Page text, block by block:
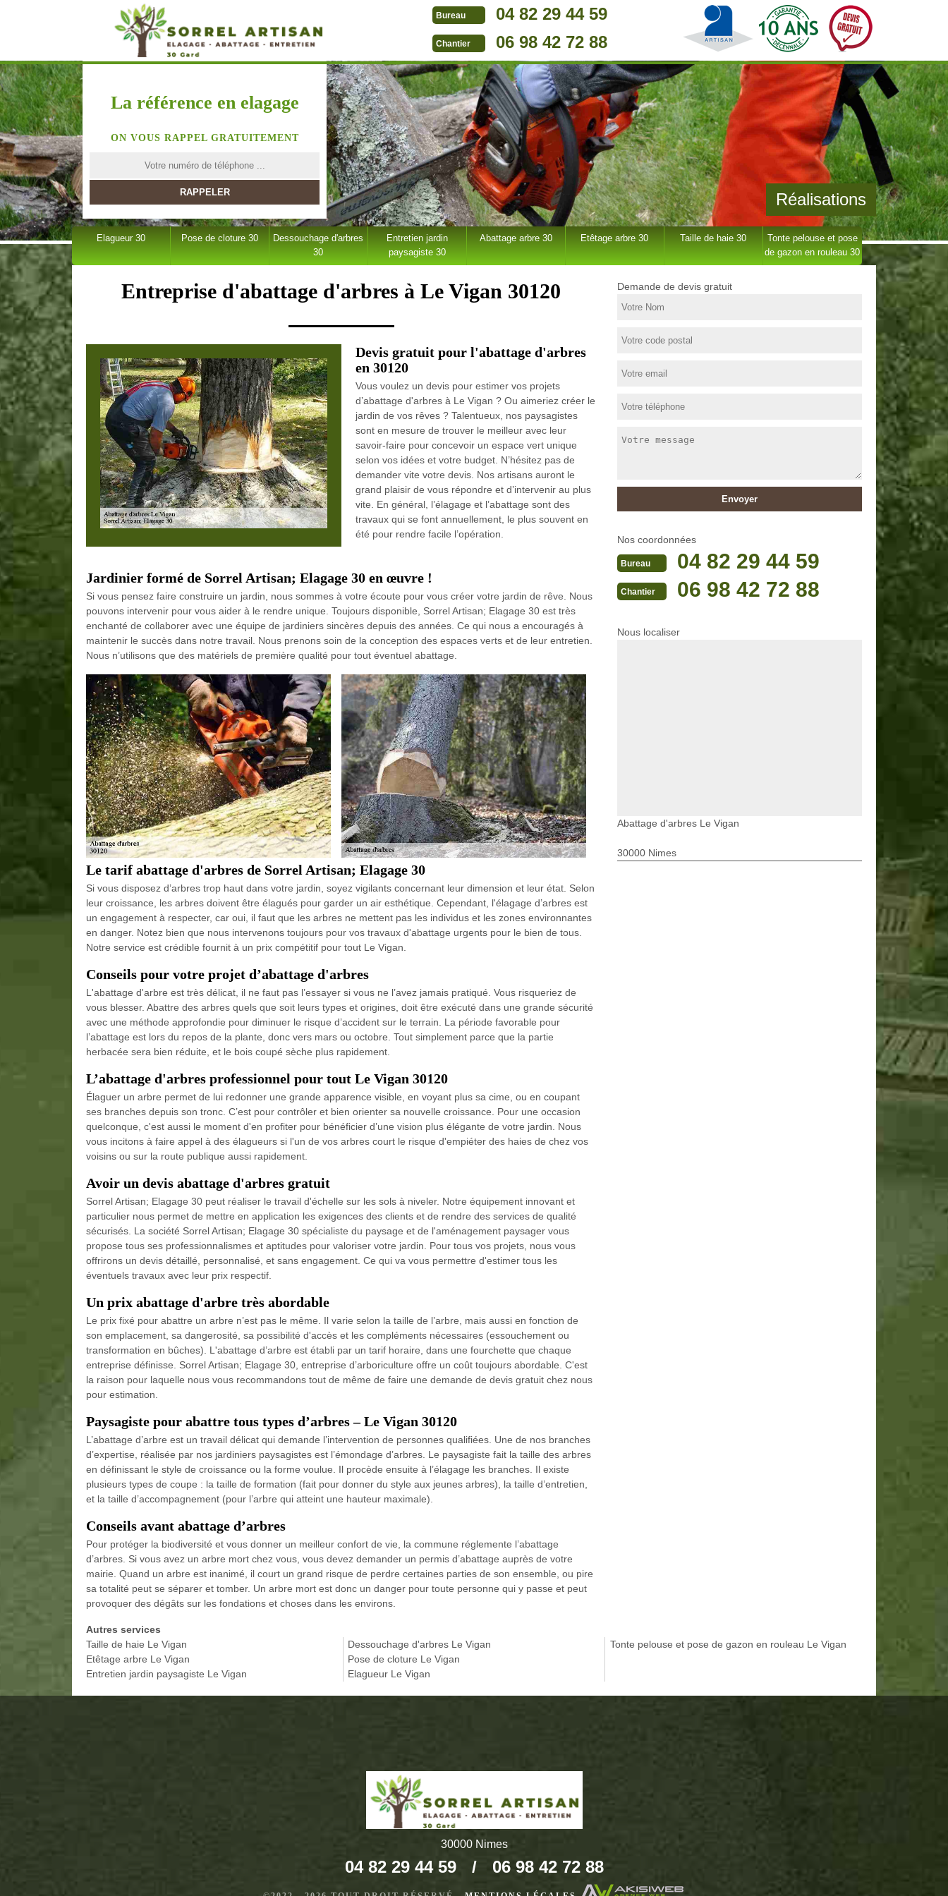
Bureau 04 82 29 44 59
Chantier 06 98 42 72 88
La référence en elagage
ON VOUS RAPPEL GRATUITEMENT
Réalisations
Elagueur 30 Pose de cloture 30
Dessouchage d'arbres
30
Entretien jardin
paysagiste 30
Abattage arbre 30 Etêtage arbre 30 Taille de haie 30
Tonte pelouse et pose
de gazon en rouleau 30
Entreprise d'abattage d'arbres à Le Vigan 30120
Devis gratuit pour l'abattage d'arbres
en 30120
Vous voulez un devis pour estimer vos projets
d’abattage d'arbres à Le Vigan ? Ou aimeriez créer le
jardin de vos rêves ? Talentueux, nos paysagistes
sont en mesure de trouver le meilleur avec leur
savoir-faire pour concevoir un espace vert unique
selon vos idées et votre budget. N’hésitez pas de
demander vite votre devis. Nos artisans auront le
grand plaisir de vous répondre et d’intervenir au plus
vite. En général, l’élagage et l’abattage sont des
travaux qui se font annuellement, le plus souvent en
été pour rendre facile l’opération.
Jardinier formé de Sorrel Artisan; Elagage 30 en œuvre !
Si vous pensez faire construire un jardin, nous sommes à votre écoute pour vous créer votre jardin de rêve. Nous
pouvons intervenir pour vous aider à le rendre unique. Toujours disponible, Sorrel Artisan; Elagage 30 est très
enchanté de collaborer avec une équipe de jardiniers sincères depuis des années. Ce qui nous a encouragés à
maintenir le succès dans notre travail. Nous prenons soin de la conception des espaces verts et de leur entretien.
Nous n’utilisons que des matériels de première qualité pour tout éventuel abattage.
Le tarif abattage d'arbres de Sorrel Artisan; Elagage 30
Si vous disposez d’arbres trop haut dans votre jardin, soyez vigilants concernant leur dimension et leur état. Selon
leur croissance, les arbres doivent être élagués pour garder un air esthétique. Cependant, l'élagage d’arbres est
un engagement à respecter, car oui, il faut que les arbres ne mettent pas les individus et les zones environnantes
en danger. Notez bien que nous intervenons toujours pour vos travaux d'abattage urgents pour le bien de tous.
Notre service est crédible fournit à un prix compétitif pour tout Le Vigan.
Conseils pour votre projet d’abattage d'arbres
L'abattage d'arbre est très délicat, il ne faut pas l’essayer si vous ne l’avez jamais pratiqué. Vous risqueriez de
vous blesser. Abattre des arbres quels que soit leurs types et origines, doit être exécuté dans une grande sécurité
avec une méthode approfondie pour diminuer le risque d’accident sur le terrain. La période favorable pour
l’abattage est lors du repos de la plante, donc vers mars ou octobre. Tout simplement parce que la partie
herbacée sera bien réduite, et le bois coupé sèche plus rapidement.
L’abattage d'arbres professionnel pour tout Le Vigan 30120
Élaguer un arbre permet de lui redonner une grande apparence visible, en voyant plus sa cime, ou en coupant
ses branches depuis son tronc. C’est pour contrôler et bien orienter sa nouvelle croissance. Pour une occasion
quelconque, c'est aussi le moment d'en profiter pour bénéficier d’une vision plus élégante de votre jardin. Nous
vous incitons à faire appel à des élagueurs si l'un de vos arbres court le risque d'empiéter des haies de chez vos
voisins ou sur la route publique aussi rapidement.
Avoir un devis abattage d'arbres gratuit
Sorrel Artisan; Elagage 30 peut réaliser le travail d'échelle sur les sols à niveler. Notre équipement innovant et
particulier nous permet de mettre en application les exigences des clients et de rendre des services de qualité
sécurisés. La société Sorrel Artisan; Elagage 30 spécialiste du paysage et de l'aménagement paysager vous
propose tous ses professionnalismes et aptitudes pour valoriser votre jardin. Pour tous vos projets, nous vous
offrirons un devis détaillé, personnalisé, et sans engagement. Ce qui va vous permettre d'estimer tous les
éventuels travaux avec leur prix respectif.
Un prix abattage d'arbre très abordable
Le prix fixé pour abattre un arbre n’est pas le même. Il varie selon la taille de l’arbre, mais aussi en fonction de
son emplacement, sa dangerosité, sa possibilité d'accès et les compléments nécessaires (essouchement ou
transformation en bûches). L'abattage d’arbre est établi par un tarif horaire, dans une fourchette que chaque
entreprise définisse. Sorrel Artisan; Elagage 30, entreprise d’arboriculture offre un coût toujours abordable. C'est
la raison pour laquelle nous vous recommandons tout de même de faire une demande de devis gratuit chez nous
pour estimation.
Paysagiste pour abattre tous types d’arbres – Le Vigan 30120
L’abattage d’arbre est un travail délicat qui demande l’intervention de personnes qualifiées. Une de nos branches
d’expertise, réalisée par nos jardiniers paysagistes est l’émondage d’arbres. Le paysagiste fait la taille des arbres
en définissant le style de croissance ou la forme voulue. Il procède ensuite à l’élagage les branches. Il existe
plusieurs types de coupe : la taille de formation (fait pour donner du style aux jeunes arbres), la taille d’entretien,
et la taille d’accompagnement (pour l’arbre qui atteint une hauteur maximale).
Conseils avant abattage d’arbres
Pour protéger la biodiversité et vous donner un meilleur confort de vie, la commune réglemente l’abattage
d’arbres. Si vous avez un arbre mort chez vous, vous devez demander un permis d’abattage auprès de votre
mairie. Quand un arbre est inanimé, il court un grand risque de perdre certaines parties de son ensemble, ou pire
sa totalité peut se séparer et tomber. Un arbre mort est donc un danger pour toute personne qui y passe et peut
provoquer des dégâts sur les fondations et choses dans les environs.
Demande de devis gratuit
Nos coordonnées
Bureau 04 82 29 44 59
Chantier 06 98 42 72 88
Nous localiser
Abattage d'arbres Le Vigan
30000 Nimes
Autres services
Taille de haie Le Vigan
Etêtage arbre Le Vigan
Entretien jardin paysagiste Le Vigan
Dessouchage d'arbres Le Vigan
Pose de cloture Le Vigan
Elagueur Le Vigan
Tonte pelouse et pose de gazon en rouleau Le Vigan
30000 Nimes
04 82 29 44 59 / 06 98 42 72 88